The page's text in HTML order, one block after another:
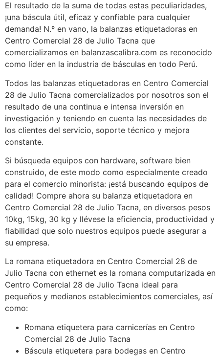
El resultado de la suma de todas estas peculiaridades,
¡una báscula útil, eficaz y confiable para cualquier
demanda! N.º en vano, la balanzas etiquetadoras en
Centro Comercial 28 de Julio Tacna que
comercializamos en balanzascalibra.com es reconocido
como líder en la industria de básculas en todo Perú.
Todos las balanzas etiquetadoras en Centro Comercial
28 de Julio Tacna comercializados por nosotros son el
resultado de una continua e intensa inversión en
investigación y teniendo en cuenta las necesidades de
los clientes del servicio, soporte técnico y mejora
constante.
Si búsqueda equipos con hardware, software bien
construido, de este modo como especialmente creado
para el comercio minorista: ¡está buscando equipos de
calidad! Compre ahora su balanza etiquetadora en
Centro Comercial 28 de Julio Tacna, en diversos pesos
10kg, 15kg, 30 kg y llévese la eficiencia, productividad y
fiabilidad que solo nuestros equipos puede asegurar a
su empresa.
La romana etiquetadora en Centro Comercial 28 de
Julio Tacna con ethernet es la romana computarizada en
Centro Comercial 28 de Julio Tacna ideal para
pequeños y medianos establecimientos comerciales, así
como:
Romana etiquetera para carnicerías en Centro
Comercial 28 de Julio Tacna
Báscula etiquetera para bodegas en Centro